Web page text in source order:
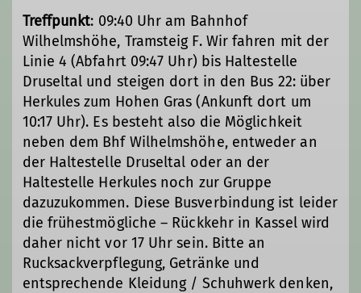
Treffpunkt: 09:40 Uhr am Bahnhof
Wilhelmshöhe, Tramsteig F. Wir fahren mit der
Linie 4 (Abfahrt 09:47 Uhr) bis Haltestelle
Druseltal und steigen dort in den Bus 22: über
Herkules zum Hohen Gras (Ankunft dort um
10:17 Uhr). Es besteht also die Möglichkeit
neben dem Bhf Wilhelmshöhe, entweder an
der Haltestelle Druseltal oder an der
Haltestelle Herkules noch zur Gruppe
dazuzukommen. Diese Busverbindung ist leider
die frühestmögliche – Rückkehr in Kassel wird
daher nicht vor 17 Uhr sein. Bitte an
Rucksackverpflegung, Getränke und
entsprechende Kleidung / Schuhwerk denken,